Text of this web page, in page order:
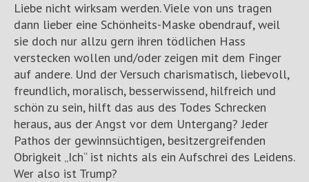
Liebe nicht wirksam werden. Viele von uns tragen
dann lieber eine Schönheits-Maske obendrauf, weil
sie doch nur allzu gern ihren tödlichen Hass
verstecken wollen und/oder zeigen mit dem Finger
auf andere. Und der Versuch charismatisch, liebevoll,
freundlich, moralisch, besserwissend, hilfreich und
schön zu sein, hilft das aus des Todes Schrecken
heraus, aus der Angst vor dem Untergang? Jeder
Pathos der gewinnsüchtigen, besitzergreifenden
Obrigkeit „Ich“ ist nichts als ein Aufschrei des Leidens.
Wer also ist Trump?